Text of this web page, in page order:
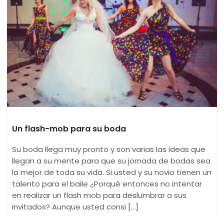
Un flash-mob para su boda
Su boda llega muy pronto y son varias las ideas que
llegan a su mente para que su jornada de bodas sea
la mejor de toda su vida. Si usted y su novio tienen un
talento para el baile ¿Porqué entonces no intentar
en realizar un flash mob para deslumbrar a sus
invitados? Aunque usted consi [...]